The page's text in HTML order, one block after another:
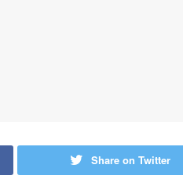
Share on Twitter